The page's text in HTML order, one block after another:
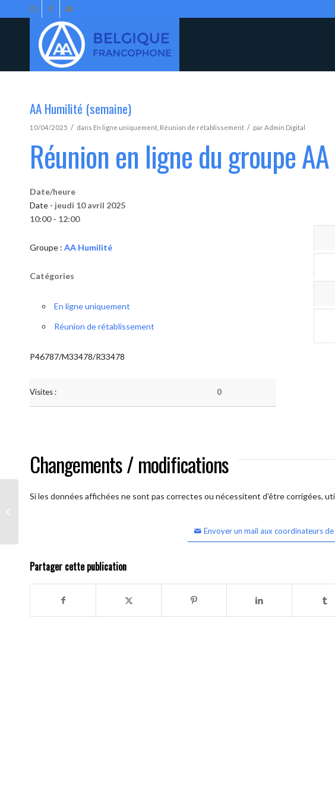
AA Humilité (semaine)
10/04/2025 / dans En ligne uniquement Réunion de rétablissement / parAdmin Digital
Réunion en ligne du groupe
Date/heure
Date - jeudi 10 avril 2025
10:00 - 12:00
Groupe : AA Humilité
Catégories
En ligne uniquement
Réunion de rétablissement
P46787/M33478/R33478
Visites : 0
Changements / modifications
Si les données affichées ne sont pas correctes ou nécessitent d'être corrigées,
Envoyer un mail aux coordinateurs
Partager cette publication